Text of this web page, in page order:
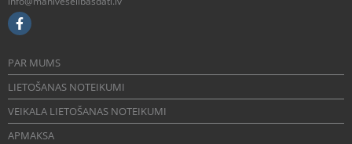
PAR MUMS
LIETOŠANAS NOTEIKUMI
VEIKALA LIETOŠANAS NOTEIKUMI
APMAKSA